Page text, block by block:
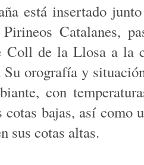
está insertado
Catalanes,
de la Llosa a la
Su orografía y
con
cotas bajas, así
sus cotas altas.